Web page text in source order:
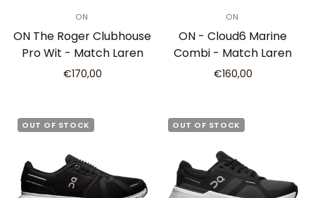
ON
ON The Roger Clubhouse
Pro Wit - Match Laren
€170,00
ON
ON - Cloud6 Marine
Combi - Match Laren
€160,00
OUT OF STOCK OUT OF STOCK